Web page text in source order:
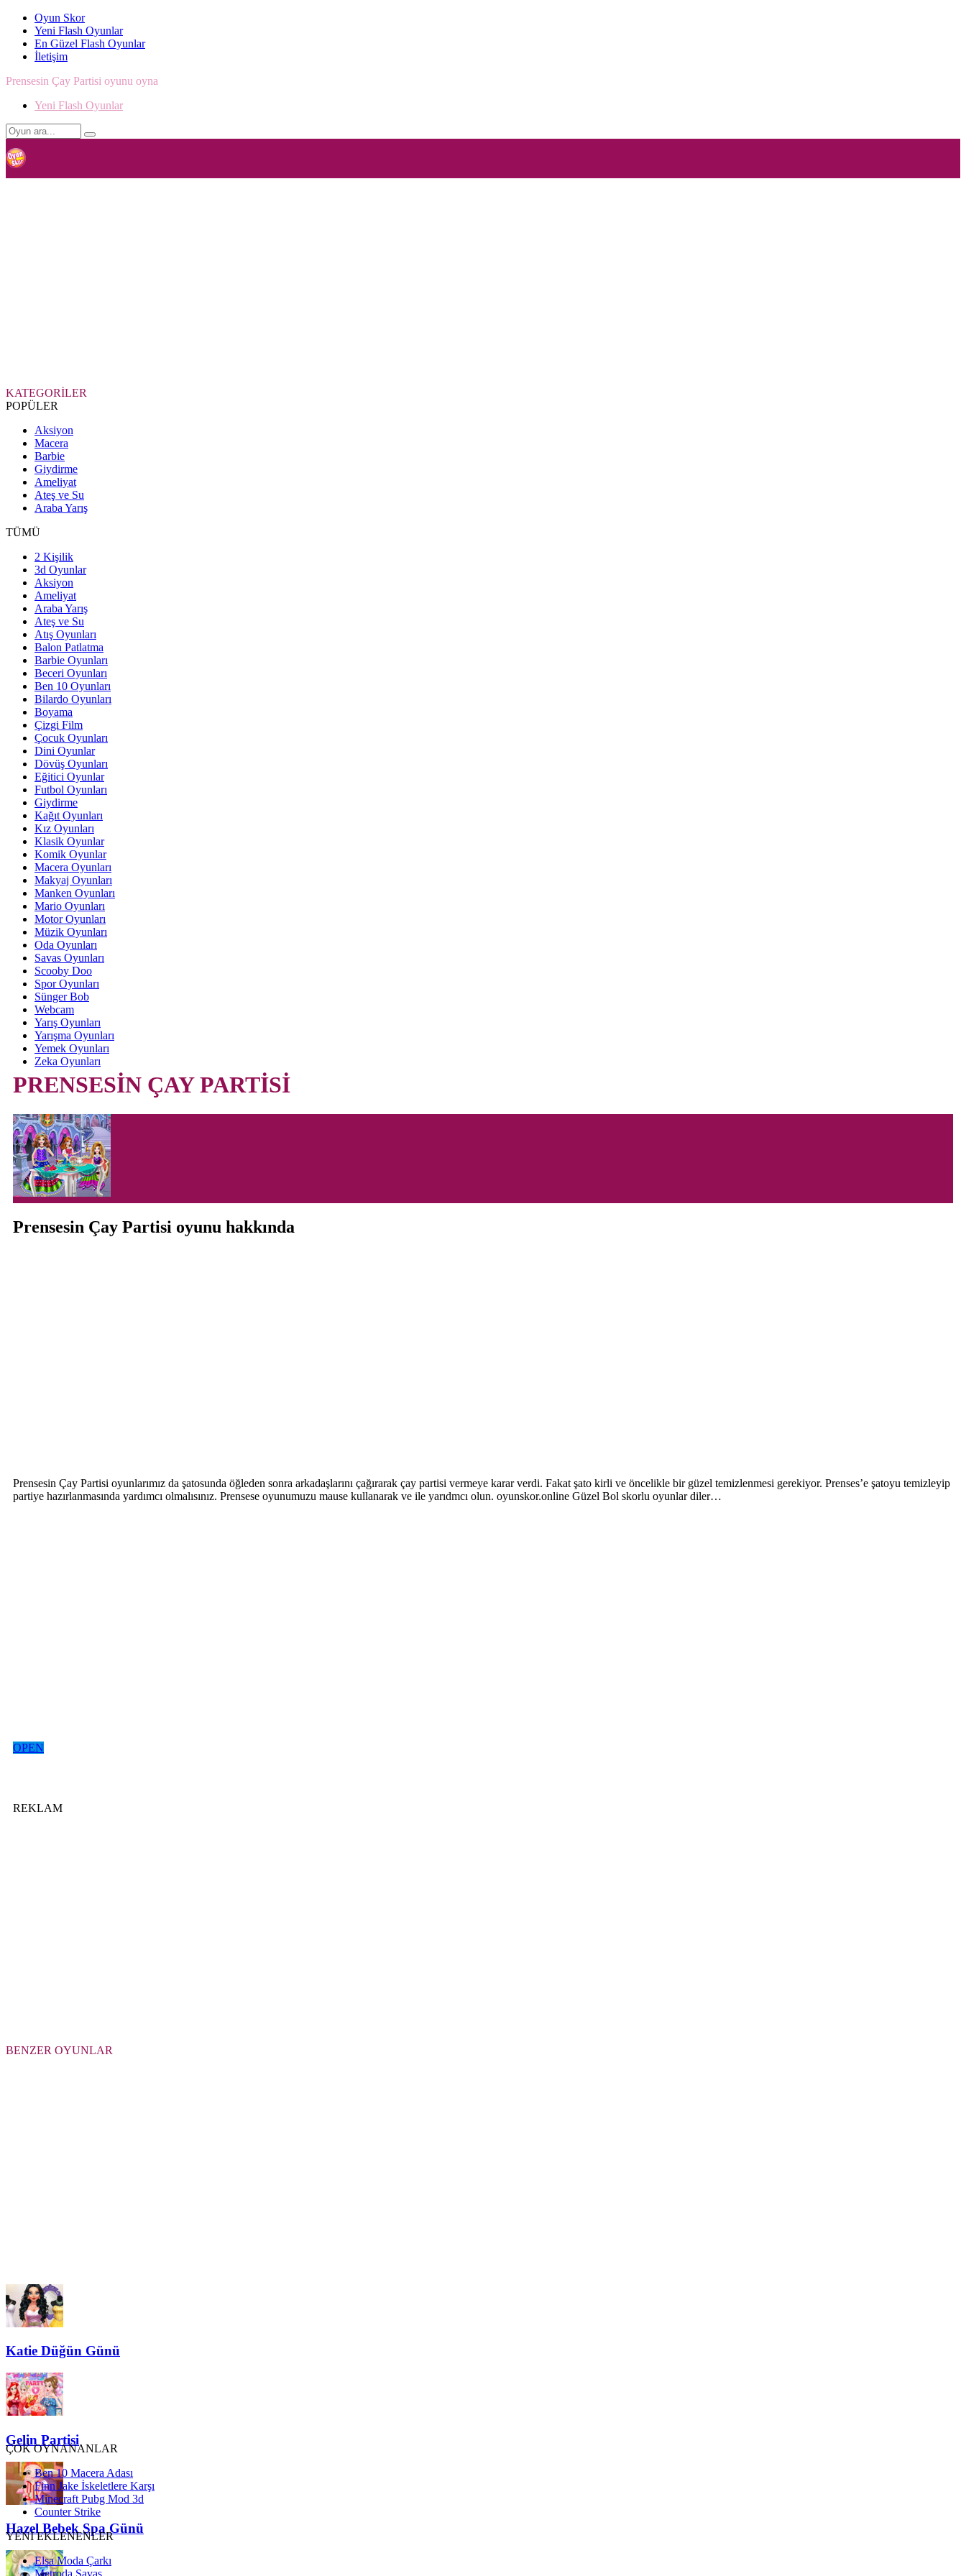
Oyun Skor
Yeni Flash Oyunlar
En Güzel Flash Oyunlar
İletişim
Prensesin Çay Partisi oyunu oyna
Yeni Flash Oyunlar
KATEGORİLER
POPÜLER
Aksiyon
Macera
Barbie
Giydirme
Ameliyat
Ateş ve Su
Araba Yarış
TÜMÜ
2 Kişilik
3d Oyunlar
Aksiyon
Ameliyat
Araba Yarış
Ateş ve Su
Atış Oyunları
Balon Patlatma
Barbie Oyunları
Beceri Oyunları
Ben 10 Oyunları
Bilardo Oyunları
Boyama
Çizgi Film
Çocuk Oyunları
Dini Oyunlar
Dövüş Oyunları
Eğitici Oyunlar
Futbol Oyunları
Giydirme
Kağıt Oyunları
Kız Oyunları
Klasik Oyunlar
Komik Oyunlar
Macera Oyunları
Makyaj Oyunları
Manken Oyunları
Mario Oyunları
Motor Oyunları
Müzik Oyunları
Oda Oyunları
Savas Oyunları
Scooby Doo
Spor Oyunları
Sünger Bob
Webcam
Yarış Oyunları
Yarışma Oyunları
Yemek Oyunları
Zeka Oyunları
PRENSESİN ÇAY PARTİSİ
Prensesin Çay Partisi oyunu hakkında
Prensesin Çay Partisi oyunlarımız da şatosunda öğleden sonra arkadaşlarını çağırarak çay partisi vermeye karar verdi. Fakat şato kirli ve öncelikle bir güzel temizlenmesi gerekiyor. Prenses’e şatoyu temizleyip
partiye hazırlanmasında yardımcı olmalısınız. Prensese oyunumuzu mause kullanarak ve ile yarıdmcı olun. oyunskor.online Güzel Bol skorlu oyunlar diler…
OPEN
REKLAM
BENZER OYUNLAR
Katie Düğün Günü
Gelin Partisi
Hazel Bebek Spa Günü
ÇOK OYNANANLAR
Ben 10 Macera Adası
Finn Jake İskeletlere Karşı
Minecraft Pubg Mod 3d
Counter Strike
YENİ EKLENENLER
Elsa Moda Çarkı
Metroda Savaş